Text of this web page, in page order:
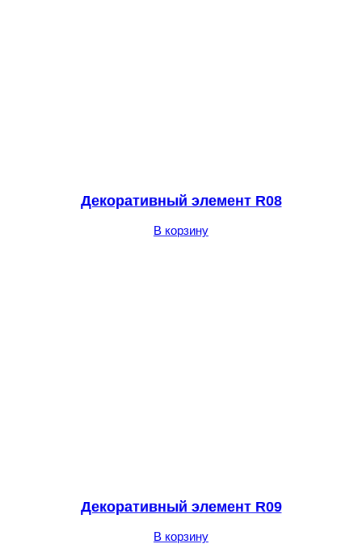
Декоративный элемент R08
В корзину
Декоративный элемент R09
В корзину